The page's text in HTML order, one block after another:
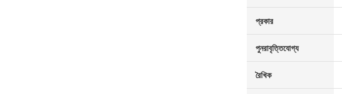
প্রকার
পুনরাবৃত্তিযোগ্য
রৈখিক